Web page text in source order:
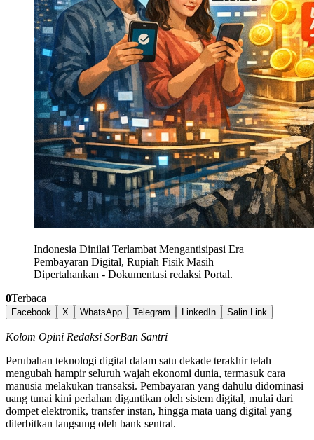
Indonesia Dinilai Terlambat Mengantisipasi Era
Pembayaran Digital, Rupiah Fisik Masih
Dipertahankan - Dokumentasi redaksi Portal.
0Terbaca
Facebook X WhatsApp Telegram LinkedIn Salin Link
Kolom Opini Redaksi SorBan Santri
Perubahan teknologi digital dalam satu dekade terakhir telah
mengubah hampir seluruh wajah ekonomi dunia, termasuk cara
manusia melakukan transaksi. Pembayaran yang dahulu didominasi
uang tunai kini perlahan digantikan oleh sistem digital, mulai dari
dompet elektronik, transfer instan, hingga mata uang digital yang
diterbitkan langsung oleh bank sentral.